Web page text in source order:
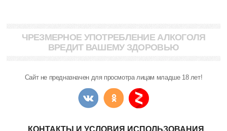
ЧРЕЗМЕРНОЕ УПОТРЕБЛЕНИЕ АЛКОГОЛЯ
ВРЕДИТ ВАШЕМУ ЗДОРОВЬЮ
Сайт не предназначен для просмотра лицам младше 18 лет!
КОНТАКТЫ И УСЛОВИЯ ИСПОЛЬЗОВАНИЯ